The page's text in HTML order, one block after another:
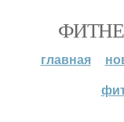
главная